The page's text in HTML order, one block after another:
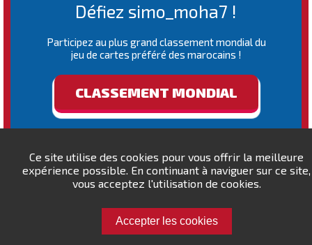
Ce site utilise des cookies pour vous offrir la meilleure
expérience possible. En continuant à naviguer sur ce site,
vous acceptez l'utilisation de cookies.
Accepter les cookies
Défiez simo_moha7 !
Participez au plus grand classement mondial du
jeu de cartes préféré des marocains !
CLASSEMENT MONDIAL